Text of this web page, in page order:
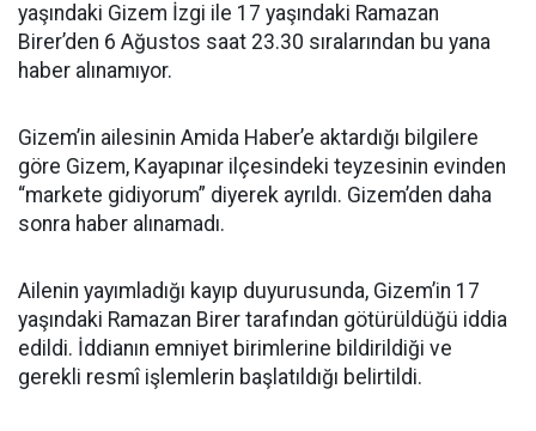
yaşındaki Gizem İzgi ile 17 yaşındaki Ramazan
Birer’den 6 Ağustos saat 23.30 sıralarından bu yana
haber alınamıyor.
Gizem’in ailesinin Amida Haber’e aktardığı bilgilere
göre Gizem, Kayapınar ilçesindeki teyzesinin evinden
“markete gidiyorum” diyerek ayrıldı. Gizem’den daha
sonra haber alınamadı.
Ailenin yayımladığı kayıp duyurusunda, Gizem’in 17
yaşındaki Ramazan Birer tarafından götürüldüğü iddia
edildi. İddianın emniyet birimlerine bildirildiği ve
gerekli resmî işlemlerin başlatıldığı belirtildi.